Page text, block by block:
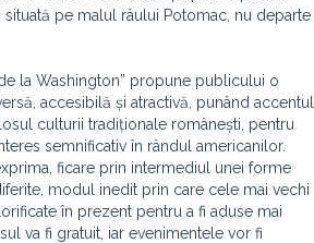
pe malul râului Potomac, nu departe
la Washington” propune publicului o
accesibilă și atractivă, punând accentul
culturii tradiționale românești, pentru
semnificativ în rândul americanilor.
ficare prin intermediul unei forme
modul inedit prin care cele mai vechi
în prezent pentru a fi aduse mai
va fi gratuit, iar evenimentele vor fi